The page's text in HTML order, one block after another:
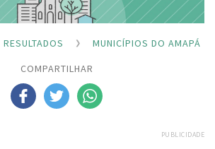
RESULTADOS
MUNICÍPIOS DO AMAPÁ
COMPARTILHAR
PUBLICIDADE